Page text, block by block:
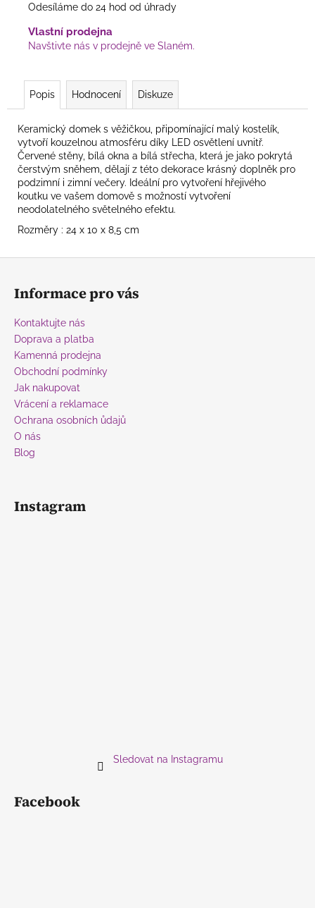
Odesíláme do 24 hod od úhrady
Vlastní prodejna
Navštivte nás v prodejně ve Slaném.
Popis Hodnocení Diskuze
Keramický domek s věžičkou, připomínající malý kostelík,
vytvoří kouzelnou atmosféru díky LED osvětlení uvnitř.
Červené stěny, bílá okna a bílá střecha, která je jako pokrytá
čerstvým sněhem, dělají z této dekorace krásný doplněk pro
podzimní i zimní večery. Ideální pro vytvoření hřejivého
koutku ve vašem domově s možností vytvoření
neodolatelného světelného efektu.
Rozměry : 24 x 10 x 8,5 cm
Z
Informace pro vás
Kontaktujte nás
Doprava a platba
Kamenná prodejna
Obchodní podmínky
Jak nakupovat
Vrácení a reklamace
Ochrana osobních ůdajů
O nás
Blog
Instagram
Sledovat na Instagramu
Facebook